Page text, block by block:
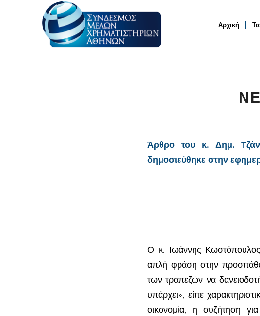
Αρχική
Άρθρο του κ. Δημ.
δημοσιεύθηκε στην
Ο κ. Ιωάννης
απλή φράση στην
των τραπεζών να
υπάρχει», είπε
οικονομία, η συζήτηση